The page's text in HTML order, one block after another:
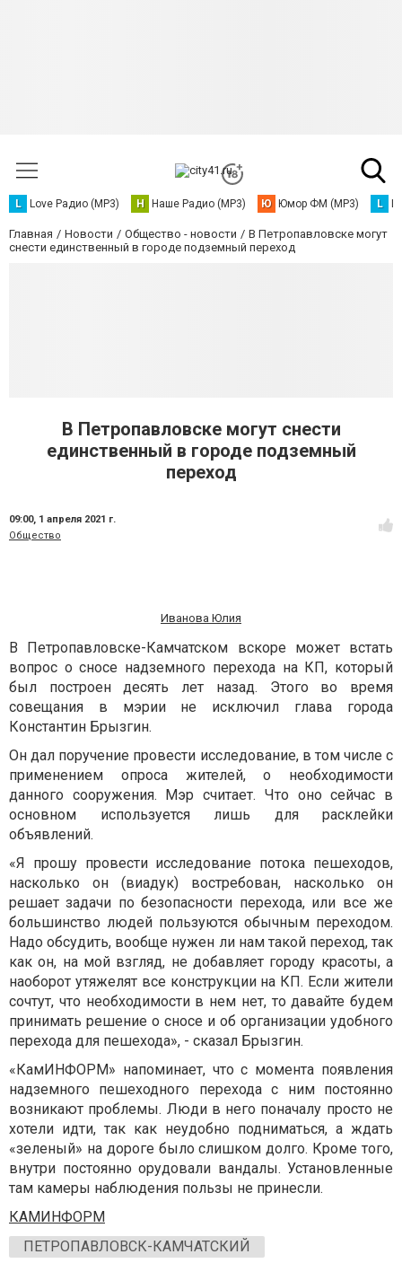
L Love Радио (MP3) Н Наше Радио (MP3) Ю Юмор ФМ (MP3) L
Главная Новости Общество - новости
В Петропавловске могут
снести единственный в городе подземный переход
В Петропавловске могут снести
единственный в городе подземный
переход
09:00, 1 апреля 2021 г.
Общество
Иванова Юлия
В Петропавловске-Камчатском вскоре может встать
вопрос о сносе надземного перехода на КП, который
был построен десять лет назад. Этого во время
совещания в мэрии не исключил глава города
Константин Брызгин.
Он дал поручение провести исследование, в том числе с
применением опроса жителей, о необходимости
данного сооружения. Мэр считает. Что оно сейчас в
основном используется лишь для расклейки
объявлений.
«Я прошу провести исследование потока пешеходов,
насколько он (виадук) востребован, насколько он
решает задачи по безопасности перехода, или все же
большинство людей пользуются обычным переходом.
Надо обсудить, вообще нужен ли нам такой переход, так
как он, на мой взгляд, не добавляет городу красоты, а
наоборот утяжелят все конструкции на КП. Если жители
сочтут, что необходимости в нем нет, то давайте будем
принимать решение о сносе и об организации удобного
перехода для пешехода», - сказал Брызгин.
«КамИНФОРМ» напоминает, что с момента появления
надземного пешеходного перехода с ним постоянно
возникают проблемы. Люди в него поначалу просто не
хотели идти, так как неудобно подниматься, а ждать
«зеленый» на дороге было слишком долго. Кроме того,
внутри постоянно орудовали вандалы. Установленные
там камеры наблюдения пользы не принесли.
КАМИНФОРМ
ПЕТРОПАВЛОВСК-КАМЧАТСКИЙ